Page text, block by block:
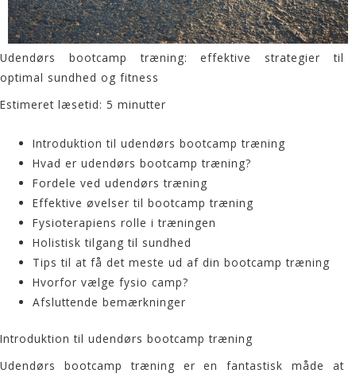
Udendørs bootcamp træning: effektive strategier til
optimal sundhed og fitness
Estimeret læsetid: 5 minutter
Introduktion til udendørs bootcamp træning
Hvad er udendørs bootcamp træning?
Fordele ved udendørs træning
Effektive øvelser til bootcamp træning
Fysioterapiens rolle i træningen
Holistisk tilgang til sundhed
Tips til at få det meste ud af din bootcamp træning
Hvorfor vælge fysio camp?
Afsluttende bemærkninger
Introduktion til udendørs bootcamp træning
Udendørs bootcamp træning er en fantastisk måde at